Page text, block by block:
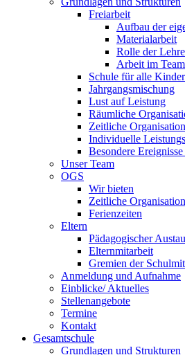
Freiarbeit
Aufbau der
Materialarbeit
Rolle der
Arbeit im Team
Schule für alle Kinder
Jahrgangsmischung
Lust auf Leistung
Räumliche
Zeitliche Organisation
Individuelle
Besondere
Unser Team
OGS
Wir bieten
Zeitliche Organisation
Ferienzeiten
Eltern
Pädagogischer
Elternmitarbeit
Gremien der
Anmeldung und Aufnahme
Einblicke/ Aktuelles
Stellenangebote
Termine
Kontakt
Gesamtschule
Grundlagen und Strukturen